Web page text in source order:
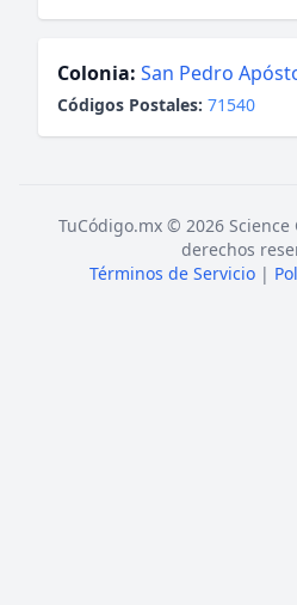
Colonia: San Pedro
Códigos Postales: 71540
TuCódigo.mx © 2026
derechos
Términos de Servicio |